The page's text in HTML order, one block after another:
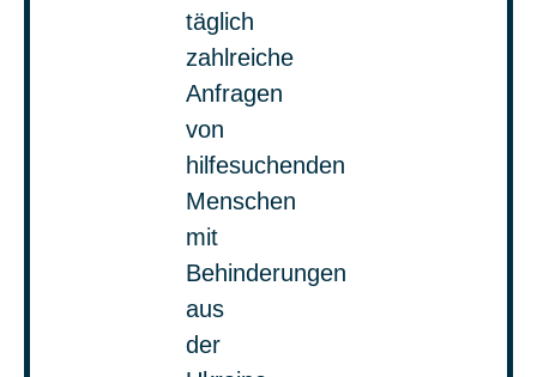
täglich
zahlreiche
Anfragen
von
hilfesuchenden
Menschen
mit
Behinderungen
aus
der